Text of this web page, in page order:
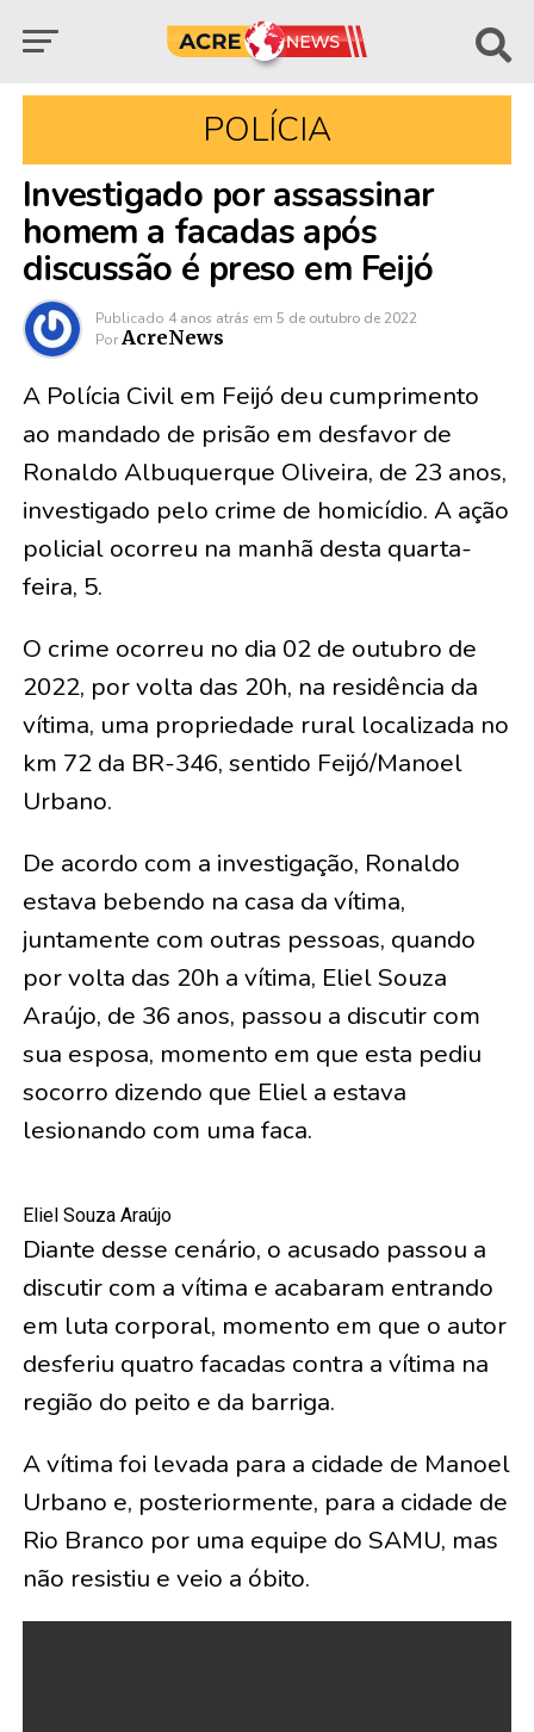
POLÍCIA
Investigado por assassinar
homem a facadas após
discussão é preso em Feijó
Publicado 4 anos atrás em 5 de outubro de 2022
Por AcreNews
A Polícia Civil em Feijó deu cumprimento
ao mandado de prisão em desfavor de
Ronaldo Albuquerque Oliveira, de 23 anos,
investigado pelo crime de homicídio. A ação
policial ocorreu na manhã desta quarta-
feira, 5.
O crime ocorreu no dia 02 de outubro de
2022, por volta das 20h, na residência da
vítima, uma propriedade rural localizada no
km 72 da BR-346, sentido Feijó/Manoel
Urbano.
De acordo com a investigação, Ronaldo
estava bebendo na casa da vítima,
juntamente com outras pessoas, quando
por volta das 20h a vítima, Eliel Souza
Araújo, de 36 anos, passou a discutir com
sua esposa, momento em que esta pediu
socorro dizendo que Eliel a estava
lesionando com uma faca.
Eliel Souza Araújo
Diante desse cenário, o acusado passou a
discutir com a vítima e acabaram entrando
em luta corporal, momento em que o autor
desferiu quatro facadas contra a vítima na
região do peito e da barriga.
A vítima foi levada para a cidade de Manoel
Urbano e, posteriormente, para a cidade de
Rio Branco por uma equipe do SAMU, mas
não resistiu e veio a óbito.